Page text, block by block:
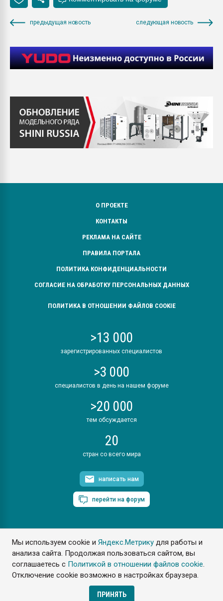
Мы используем cookie иЯндекс.Метрику для работы и
анализа сайта. Продолжая пользоваться сайтом, вы
соглашаетесь с Политикой в отношении файлов cookie.
Отключение cookie возможно в настройках браузера.
ПРИНЯТЬ
предыдущая новость следующая новость
О ПРОЕКТЕ
КОНТАКТЫ
РЕКЛАМА НА САЙТЕ
ПРАВИЛА ПОРТАЛА
ПОЛИТИКА КОНФИДЕНЦИАЛЬНОСТИ
СОГЛАСИЕ НА ОБРАБОТКУ ПЕРСОНАЛЬНЫХ ДАННЫХ
ПОЛИТИКА В ОТНОШЕНИИ ФАЙЛОВ COOKIE
>13 000
зарегистрированных специалистов
>3 000
специалистов в день на нашем форуме
>20 000
тем обсуждается
20
стран со всего мира
написать нам
перейти на форум
ПластЭксперт © 2006. Все права защищены
Разрешается копирование материалов сайта с обязательной
ссылкой на www.e-plastic.ru
Разработка сайта